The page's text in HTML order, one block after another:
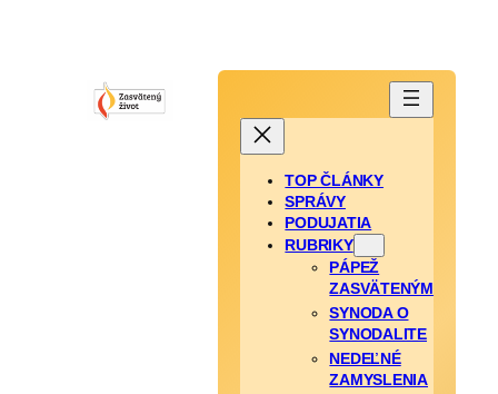
TOP ČLÁNKY
SPRÁVY
PODUJATIA
RUBRIKY
PÁPEŽ
ZASVÄTENÝM
SYNODA O
SYNODALITE
NEDEĽNÉ
ZAMYSLENIA